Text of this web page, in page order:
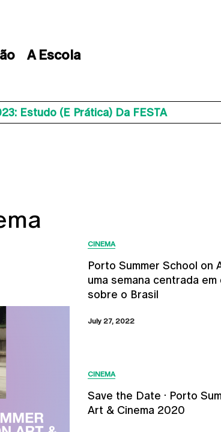
A Escola
Estudo (e Prática) Da FESTA
CINEMA
Porto Summer School on
uma semana centrada
sobre o Brasil
July 27, 2022
CINEMA
Save the Date · Porto
Art & Cinema 2020